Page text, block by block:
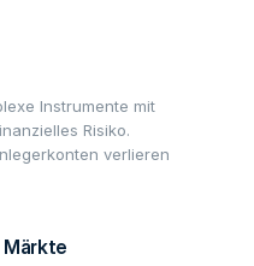
Instrumente mit
Risiko.
verlieren
Märkte